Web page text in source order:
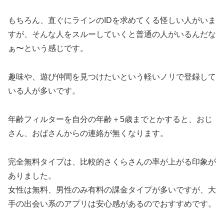
もちろん、直ぐにラインのIDを求めてくる怪しい人がいま
すが、そんな人をスルーしていくと普通の人がいるんだな
ぁ〜という感じです。
趣味や、遊び仲間を見つけたいという軽いノリで登録して
いる人が多いです。
年齢フィルターを自分の年齢＋5歳までとかすると、おじ
さん、おばさんからの連絡が無くなります。
完全無料タイプは、比較的さくらさんの率が上がる印象が
ありました。
女性は無料、男性のみ有料の課金タイプが多いですが、大
手の出会い系のアプリは安心感があるのでおすすめです。